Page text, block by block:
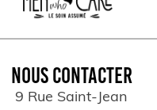
NOUS CONTACTER
9 Rue Saint-Jean